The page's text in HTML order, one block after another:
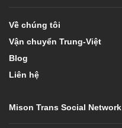
Về chúng tôi
Vận chuyển Trung-Việt
Blog
Liên hệ
Mison Trans Social Network